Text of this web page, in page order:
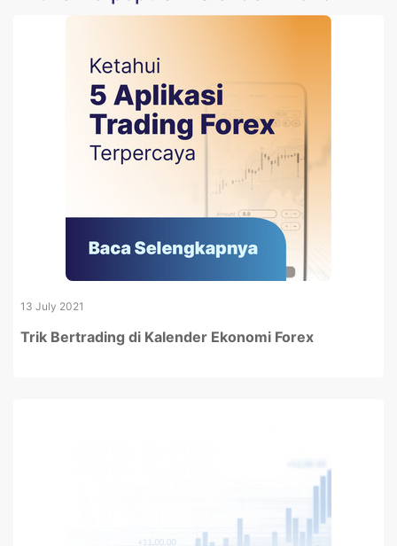
13 July 2021
Trik Bertrading di Kalender Ekonomi Forex